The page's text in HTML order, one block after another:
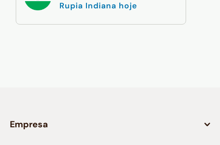
Rupia Indiana hoje
Empresa